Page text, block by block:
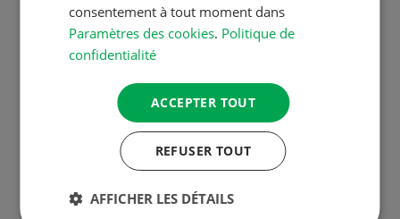
8401 Winterthour
Édition, vente de publicité,
+41 (0) 58 433 65 20
Rédaction
consentement à tout moment dans
Paramètres des cookies. Politique de
confidentialité
ACCEPTER TOUT
REFUSER TOUT
AFFICHER LES DÉTAILS